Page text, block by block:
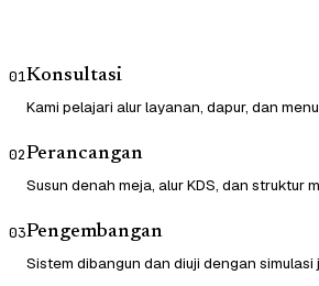
01Konsultasi
Kami pelajari alur layanan, dapur, dan
02Perancangan
Susun denah meja, alur KDS, dan struktur
03Pengembangan
Sistem dibangun dan diuji dengan simulasi